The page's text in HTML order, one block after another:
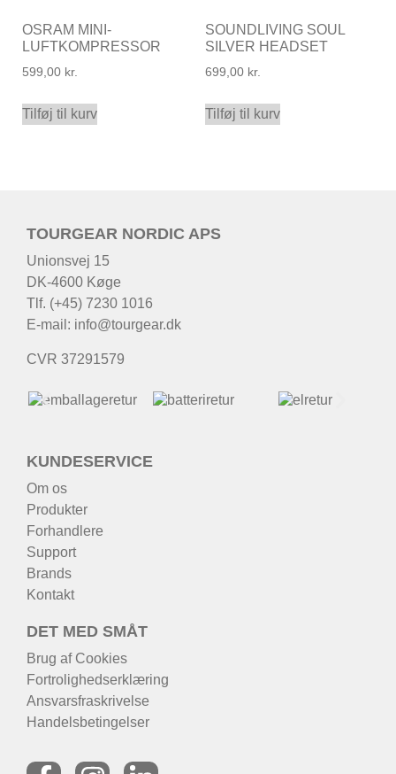
OSRAM MINI-
LUFTKOMPRESSOR
599,00 kr.
Tilføj til kurv
SOUNDLIVING SOUL
SILVER HEADSET
699,00 kr.
Tilføj til kurv
TOURGEAR NORDIC APS
Unionsvej 15
DK-4600 Køge
Tlf. (+45) 7230 1016
E-mail: info@tourgear.dk
CVR 37291579
KUNDESERVICE
Om os
Produkter
Forhandlere
Support
Brands
Kontakt
DET MED SMÅT
Brug af Cookies
Fortrolighedserklæring
Ansvarsfraskrivelse
Handelsbetingelser